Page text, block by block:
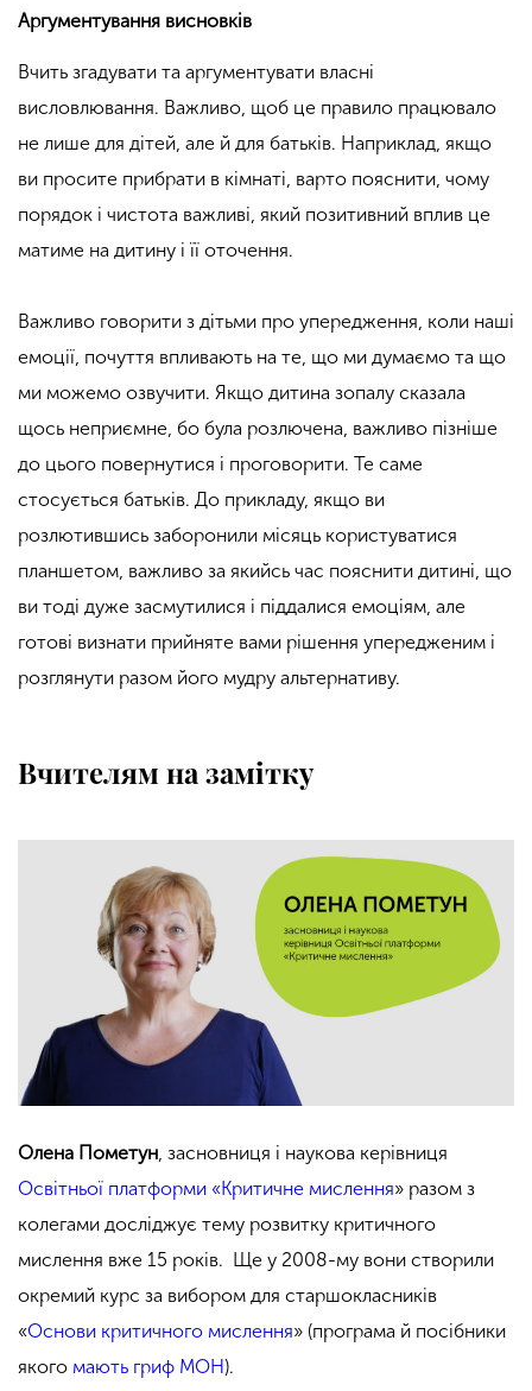
Аргументування висновків
Вчить згадувати та аргументувати власні
висловлювання. Важливо, щоб це правило працювало
не лише для дітей, але й для батьків. Наприклад, якщо
ви просите прибрати в кімнаті, варто пояснити, чому
порядок і чистота важливі, який позитивний вплив це
матиме на дитину і її оточення.
Важливо говорити з дітьми про упередження, коли наші
емоції, почуття впливають на те, що ми думаємо та що
ми можемо озвучити. Якщо дитина зопалу сказала
щось неприємне, бо була розлючена, важливо пізніше
до цього повернутися і проговорити. Те саме
стосується батьків. До прикладу, якщо ви
розлютившись заборонили місяць користуватися
планшетом, важливо за якийсь час пояснити дитині, що
ви тоді дуже засмутилися і піддалися емоціям, але
готові визнати прийняте вами рішення упередженим і
розглянути разом його мудру альтернативу.
Вчителям на замітку
Олена Пометун , засновниця і наукова керівниця
Освітньої платформи «Критичне мислення» разом з
колегами досліджує тему розвитку критичного
мислення вже 15 років. Ще у 2008-му вони створили
окремий курс за вибором для старшокласників
«Основи критичного мислення» (програма й посібники
якого мають гриф МОН).